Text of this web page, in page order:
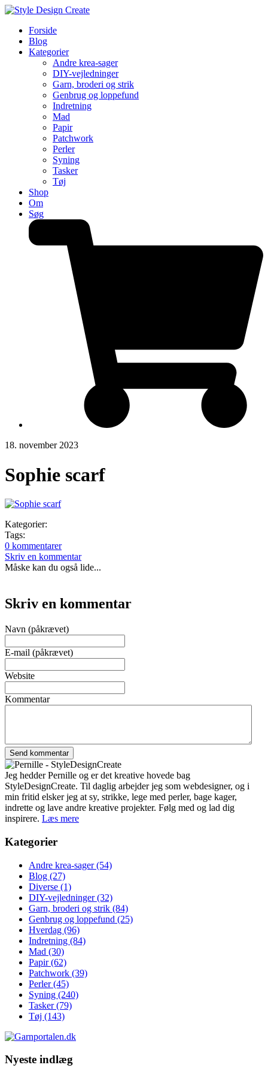
Forside
Blog
Kategorier
Andre krea-sager
DIY-vejledninger
Garn, broderi og strik
Genbrug og loppefund
Indretning
Mad
Papir
Patchwork
Perler
Syning
Tasker
Tøj
Shop
Om
Søg
18. november 2023
Sophie scarf
Kategorier:
Tags:
0 kommentarer
Skriv en kommentar
Måske kan du også lide...
Skriv en kommentar
Navn (påkrævet)
E-mail (påkrævet)
Website
Kommentar
Jeg hedder Pernille og er det kreative hovede bag
StyleDesignCreate. Til daglig arbejder jeg som webdesigner, og i
min fritid elsker jeg at sy, strikke, lege med perler, bage kager,
indrette og lave andre kreative projekter. Følg med og lad dig
inspirere. Læs mere
Kategorier
Andre krea-sager(54)
Blog (27)
Diverse (1)
DIY-vejledninger(32)
Garn, broderi og strik (84)
Genbrug og loppefund (25)
Hverdag (96)
Indretning (84)
Mad (30)
Papir(62)
Patchwork (39)
Perler(45)
Syning (240)
Tasker(79)
Tøj (143)
Nyeste indlæg